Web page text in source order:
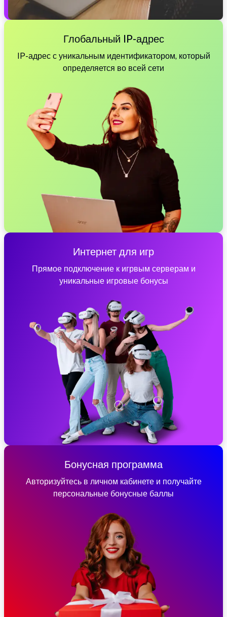
Глобальный IP-адрес
IP-адрес с уникальным идентификатором, который
определяется во всей сети
Интернет для игр
Прямое подключение к игрвым серверам и
уникальные игровые бонусы
Бонусная программа
Авторизуйтесь в личном кабинете и получайте
персональные бонусные баллы